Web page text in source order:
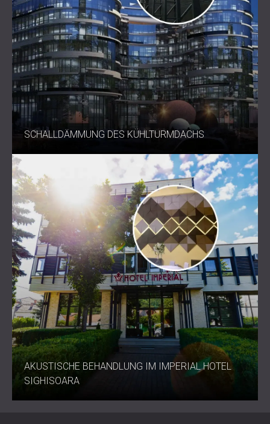
SCHALLDÄMMUNG DES KÜHLTURMDACHS
AKUSTISCHE BEHANDLUNG IM IMPERIAL HOTEL
SIGHISOARA